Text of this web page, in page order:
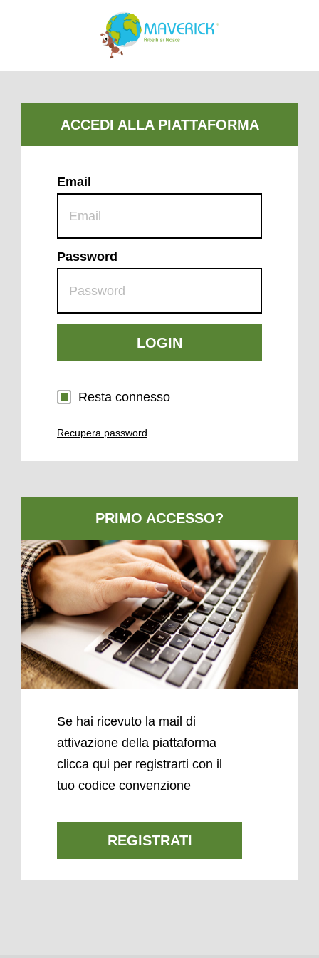
Email
Password
LOGIN
Resta connesso
Recupera password
Se hai ricevuto la mail di
attivazione della piattaforma
clicca qui per registrarti con il
tuo codice convenzione
REGISTRATI